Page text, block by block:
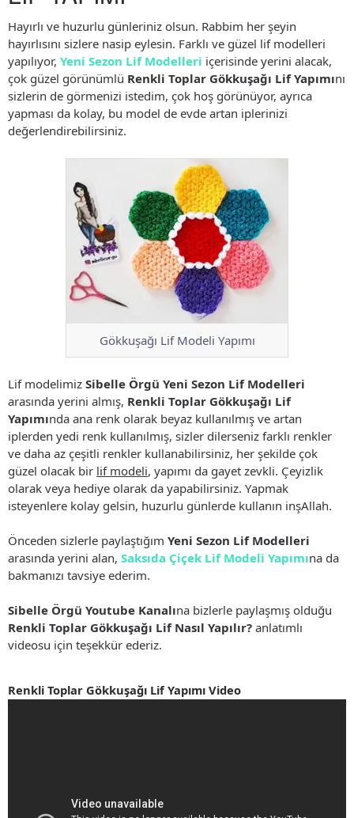
Hayırlı ve huzurlu günleriniz olsun. Rabbim her şeyin
hayırlısını sizlere nasip eylesin. Farklı ve güzel lif modelleri
yapılıyor, Yeni Sezon Lif Modelleri içerisinde yerini alacak,
çok güzel görünümlü Renkli Toplar Gökkuşağı Lif Yapımını
sizlerin de görmenizi istedim, çok hoş görünüyor, ayrıca
yapması da kolay, bu model de evde artan iplerinizi
değerlendirebilirsiniz.
Gökkuşağı Lif Modeli Yapımı
Lif modelimiz Sibelle Örgü Yeni Sezon Lif Modelleri
arasında yerini almış, Renkli Toplar Gökkuşağı Lif
Yapımında ana renk olarak beyaz kullanılmış ve artan
iplerden yedi renk kullanılmış, sizler dilerseniz farklı renkler
ve daha az çeşitli renkler kullanabilirsiniz, her şekilde çok
güzel olacak bir lif modeli, yapımı da gayet zevkli. Çeyizlik
olarak veya hediye olarak da yapabilirsiniz. Yapmak
isteyenlere kolay gelsin, huzurlu günlerde kullanın inşAllah.
Önceden sizlerle paylaştığım Yeni Sezon Lif Modelleri
arasında yerini alan, Saksıda Çiçek Lif Modeli Yapımına da
bakmanızı tavsiye ederim.
Sibelle Örgü Youtube Kanalına bizlerle paylaşmış olduğu
Renkli Toplar Gökkuşağı Lif Nasıl Yapılır? anlatımlı
videosu için teşekkür ederiz.
Renkli Toplar Gökkuşağı Lif Yapımı Video